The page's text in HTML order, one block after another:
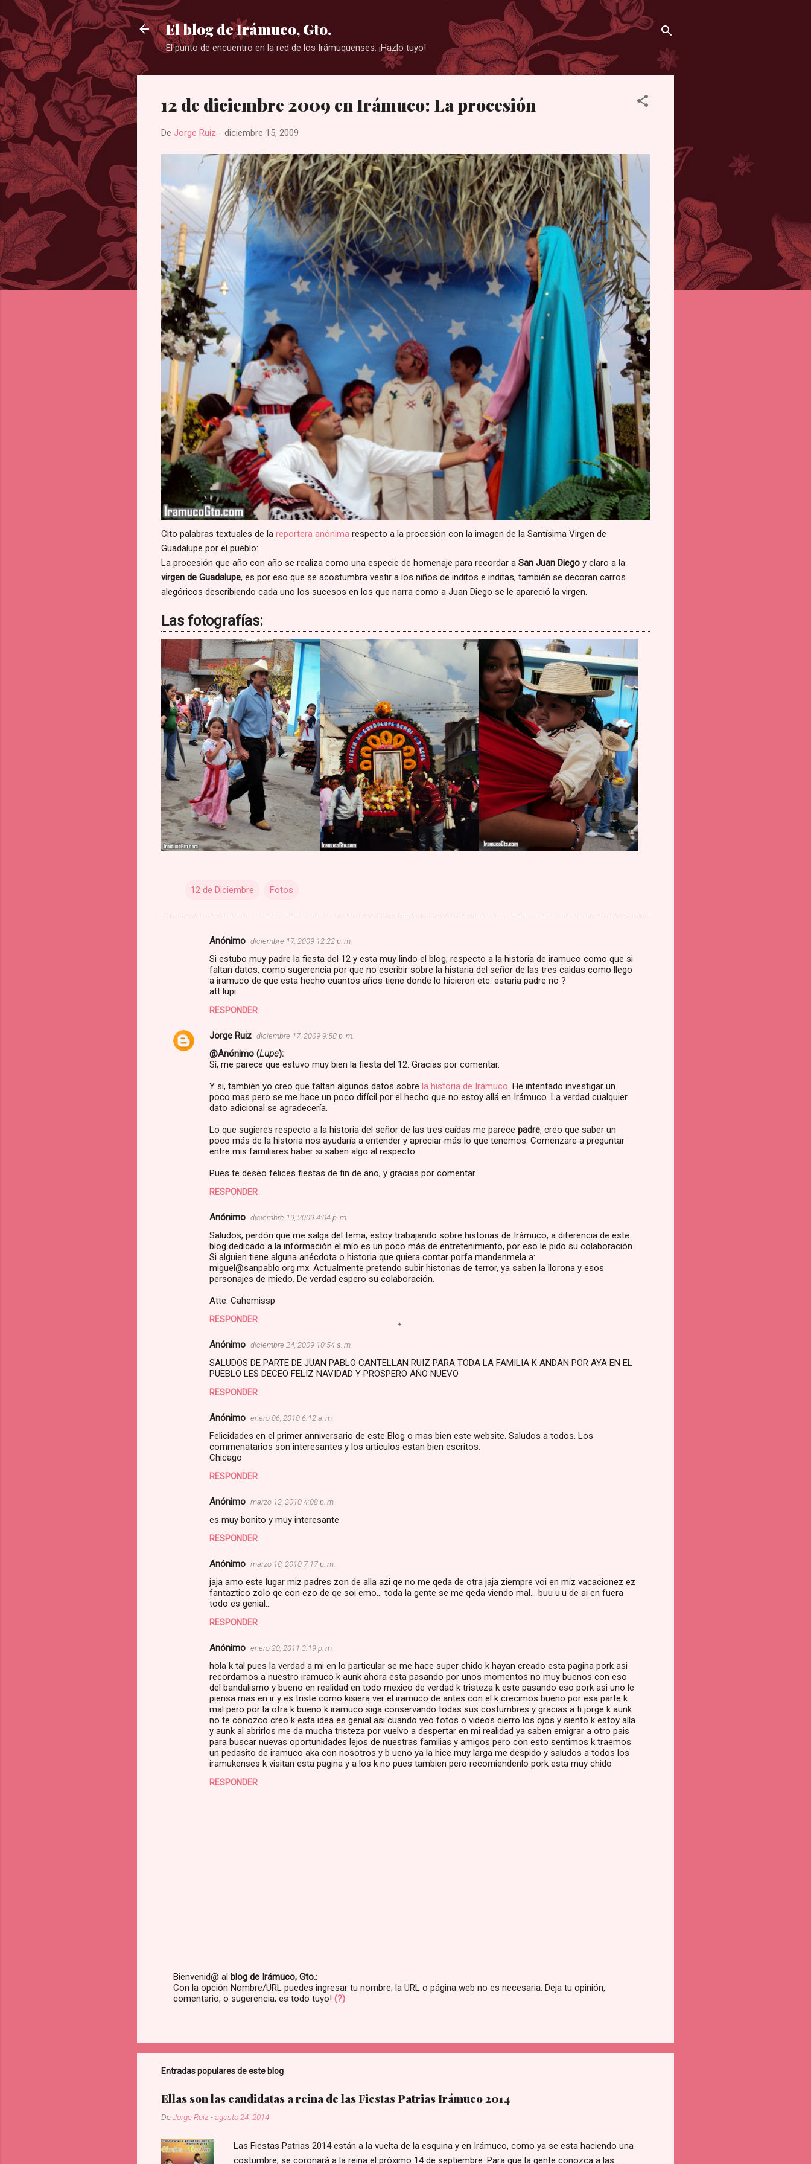
El blog de Irámuco, Gto.
El punto de encuentro en la red de los Irámuquenses. ¡Hazlo tuyo!
12 de diciembre 2009 en Irámuco: La procesión
De Jorge Ruiz - diciembre 15, 2009
Cito palabras textuales de la reportera anónima respecto a la procesión con la imagen de la Santísima Virgen de
Guadalupe por el pueblo:
La procesión que año con año se realiza como una especie de homenaje para recordar a San Juan Diego y claro a la
virgen de Guadalupe, es por eso que se acostumbra vestir a los niños de inditos e inditas, también se decoran carros
alegóricos describiendo cada uno los sucesos en los que narra como a Juan Diego se le apareció la virgen.
Las fotografías:
12 de Diciembre Fotos
t
a
Anónimo diciembre 17, 2009 12:22 p. m.
Si estubo muy padre la fiesta del 12 y esta muy lindo el blog, respecto a la historia de iramuco como que si
faltan datos, como sugerencia por que no escribir sobre la histaria del señor de las tres caidas como llego
a iramuco de que esta hecho cuantos años tiene donde lo hicieron etc. estaria padre no ?
att lupi
RESPONDER
Jorge Ruiz diciembre 17, 2009 9:58 p. m.
@Anónimo (Lupe):
Sí, me parece que estuvo muy bien la fiesta del 12. Gracias por comentar.
Y si, también yo creo que faltan algunos datos sobre la historia de Irámuco. He intentado investigar un
poco mas pero se me hace un poco difícil por el hecho que no estoy allá en Irámuco. La verdad cualquier
dato adicional se agradecería.
Lo que sugieres respecto a la historia del señor de las tres caídas me parece padre, creo que saber un
poco más de la historia nos ayudaría a entender y apreciar más lo que tenemos. Comenzare a preguntar
entre mis familiares haber si saben algo al respecto.
Pues te deseo felices fiestas de fin de ano, y gracias por comentar.
RESPONDER
Anónimo diciembre 19, 2009 4:04 p. m.
Saludos, perdón que me salga del tema, estoy trabajando sobre historias de Irámuco, a diferencia de este
blog dedicado a la información el mío es un poco más de entretenimiento, por eso le pido su colaboración.
Si alguien tiene alguna anécdota o historia que quiera contar porfa mandenmela a:
miguel@sanpablo.org.mx. Actualmente pretendo subir historias de terror, ya saben la llorona y esos
personajes de miedo. De verdad espero su colaboración.
Atte. Cahemissp
RESPONDER
Anónimo diciembre 24, 2009 10:54 a. m.
SALUDOS DE PARTE DE JUAN PABLO CANTELLAN RUIZ PARA TODA LA FAMILIA K ANDAN POR AYA EN EL
PUEBLO LES DECEO FELIZ NAVIDAD Y PROSPERO AÑO NUEVO
RESPONDER
Anónimo enero 06, 2010 6:12 a. m.
Felicidades en el primer anniversario de este Blog o mas bien este website. Saludos a todos. Los
commenatarios son interesantes y los articulos estan bien escritos.
Chicago
RESPONDER
Anónimo marzo 12, 2010 4:08 p. m.
es muy bonito y muy interesante
RESPONDER
Anónimo marzo 18, 2010 7:17 p. m.
jaja amo este lugar miz padres zon de alla azi qe no me qeda de otra jaja ziempre voi en miz vacacionez ez
fantaztico zolo qe con ezo de qe soi emo... toda la gente se me qeda viendo mal... buu u.u de ai en fuera
todo es genial...
RESPONDER
Anónimo enero 20, 2011 3:19 p. m.
hola k tal pues la verdad a mi en lo particular se me hace super chido k hayan creado esta pagina pork asi
recordamos a nuestro iramuco k aunk ahora esta pasando por unos momentos no muy buenos con eso
del bandalismo y bueno en realidad en todo mexico de verdad k tristeza k este pasando eso pork asi uno le
piensa mas en ir y es triste como kisiera ver el iramuco de antes con el k crecimos bueno por esa parte k
mal pero por la otra k bueno k iramuco siga conservando todas sus costumbres y gracias a ti jorge k aunk
no te conozco creo k esta idea es genial asi cuando veo fotos o videos cierro los ojos y siento k estoy alla
y aunk al abrirlos me da mucha tristeza por vuelvo a despertar en mi realidad ya saben emigrar a otro pais
para buscar nuevas oportunidades lejos de nuestras familias y amigos pero con esto sentimos k traemos
un pedasito de iramuco aka con nosotros y b ueno ya la hice muy larga me despido y saludos a todos los
iramukenses k visitan esta pagina y a los k no pues tambien pero recomiendenlo pork esta muy chido
RESPONDER
P
u
c
a
u
c
m
n
t
Bienvenid@ al blog de Irámuco, Gto.:
Con la opción Nombre/URL puedes ingresar tu nombre; la URL o página web no es necesaria. Deja tu opinión,
comentario, o sugerencia, es todo tuyo! (?)
Entradas populares de este blog
Ellas son las candidatas a reina de las Fiestas Patrias Irámuco 2014
DeJorge Ruiz -agosto 24, 2014
Las Fiestas Patrias 2014 están a la vuelta de la esquina y en Irámuco, como ya se esta haciendo una
costumbre, se coronará a la reina el próximo 14 de septiembre. Para que la gente conozca a las